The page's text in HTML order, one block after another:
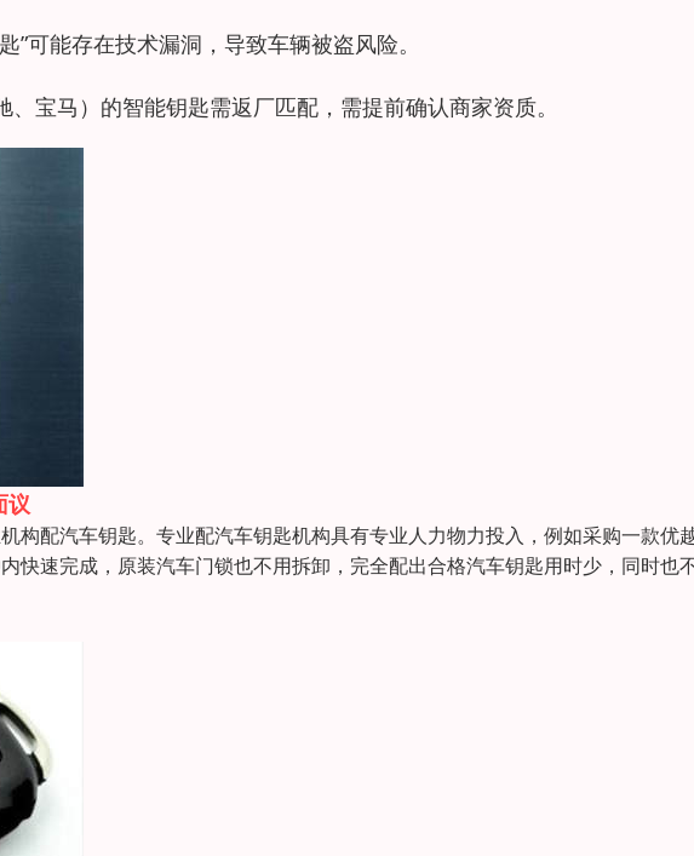
可能存在技术漏洞，导致车辆被盗风险。
宝马）的智能钥匙需返厂匹配，需提前确认商家资质。
议
构配汽车钥匙。专业配汽车钥匙机构具有专业人力物力投入，例如采购一款优
快速完成，原装汽车门锁也不用拆卸，完全配出合格汽车钥匙用时少，同时也